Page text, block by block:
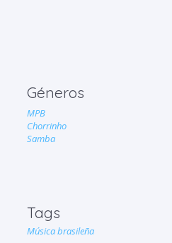
Géneros
MPB
Chorrinho
Samba
Tags
Música brasileña